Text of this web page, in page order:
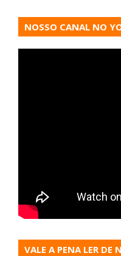
NOSSO CANAL NO
VALE A PENA LER DE